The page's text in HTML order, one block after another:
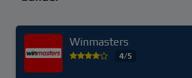
Winmasters
4/5